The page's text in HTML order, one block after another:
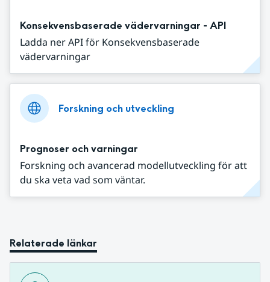
Konsekvensbaserade vädervarningar - API
Ladda ner API för Konsekvensbaserade
vädervarningar
Forskning och utveckling
Prognoser och varningar
Forskning och avancerad modellutveckling för att
du ska veta vad som väntar.
Relaterade länkar